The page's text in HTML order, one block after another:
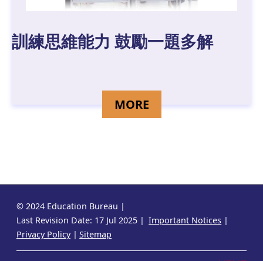
訓練思維能力 鼓勵一題多解
MOREDETAILS FOR
© 2024 Education Bureau
Last Revision Date: 17 Jul 2025
Important Notices
Privacy Policy
Sitemap